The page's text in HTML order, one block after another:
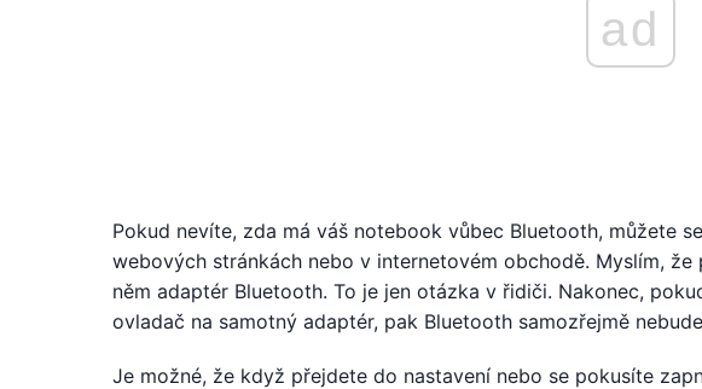
ad
Pokud nevíte, zda má váš notebook vůbec Bluetooth, můžete
webových stránkách nebo v internetovém obchodě. Myslím,
něm adaptér Bluetooth. To je jen otázka v řidiči. Nakonec,
ovladač na samotný adaptér, pak Bluetooth samozřejmě
Je možné, že když přejdete do nastavení nebo se pokusíte